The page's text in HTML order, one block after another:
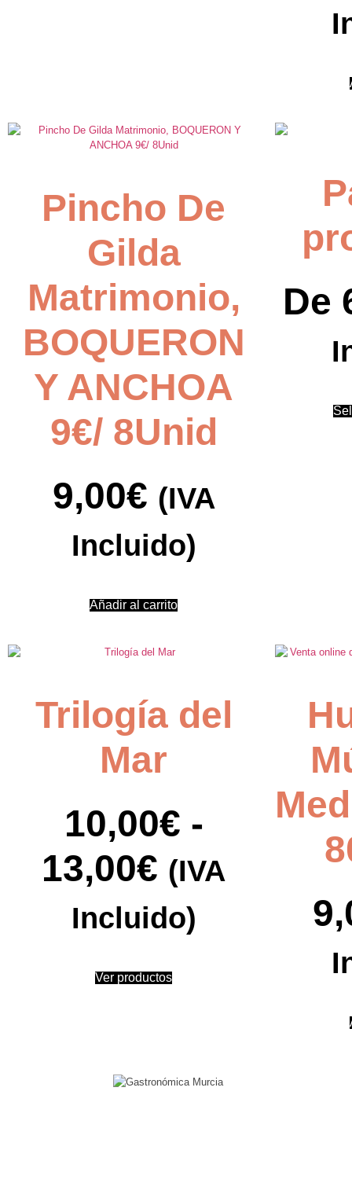
Pincho De
Gilda
Matrimonio,
BOQUERON
Y ANCHOA
9€/ 8Unid
9,00€ (IVA
Incluido)
Añadir al carrito
De
Trilogía del
Mar
10,00€ -
13,00€ (IVA
Incluido)
Ver productos